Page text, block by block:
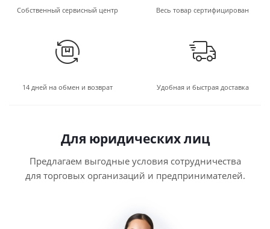
Собственный сервисный центр Весь товар сертифицирован
14 дней на обмен и возврат Удобная и быстрая доставка
Для юридических лиц
Предлагаем выгодные условия сотрудничества
для торговых организаций и предпринимателей.